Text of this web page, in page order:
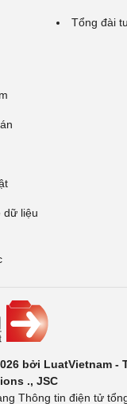
Tổng đài
dữ liệu
bởi LuatVietnam -
., JSC
Thông tin điện tử